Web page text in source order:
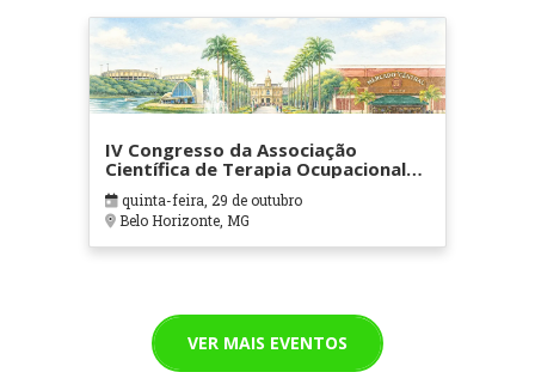
IV Congresso da Associação
Científica de Terapia Ocupacional
em Contextos Hospitalares e
Cuidados Paliativos - ATOHOSP
quinta-feira, 29 de outubro
Belo Horizonte, MG
VER MAIS EVENTOS